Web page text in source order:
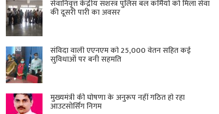
सेवानिवृत्त केंद्रीय सशस्त्र पुलिस बल ​कर्मियों को मिला सेवा
की दूसरी पारी का अवसर
संविदा वाली एएनएम को 25,000 वेतन सहित कई
सुविधाओं पर बनी सहमति
मुख्यमंत्री की घोषणा के अनुरूप नहीं गठित हो रहा
आउटसोर्सिंग निगम